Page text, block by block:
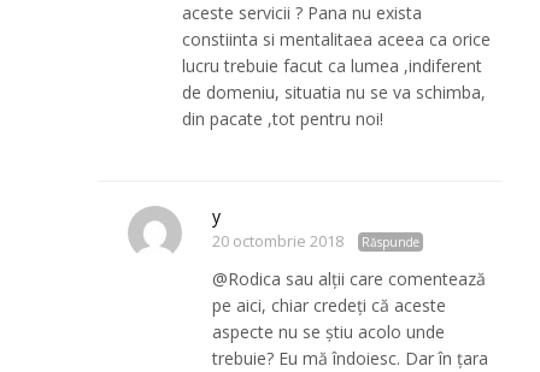
aceste servicii ? Pana nu exista
constiinta si mentalitaea aceea ca orice
lucru trebuie facut ca lumea ,indiferent
de domeniu, situatia nu se va schimba,
din pacate ,tot pentru noi!
y
20 octombrie 2018 Răspunde
@Rodica sau alții care comentează
pe aici, chiar credeți că aceste
aspecte nu se știu acolo unde
trebuie? Eu mă îndoiesc. Dar în țara